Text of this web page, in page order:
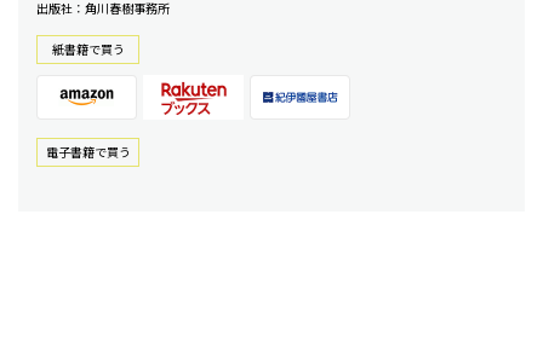
出版社：角川春樹事務所
紙書籍で買う
電⼦書籍で買う